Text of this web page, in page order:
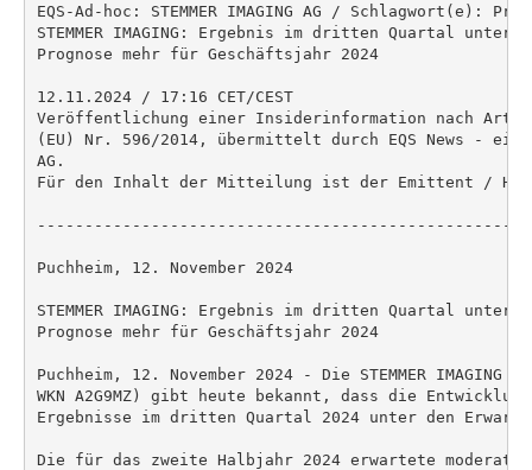
EQS-Ad-hoc: STEMMER IMAGING AG / Schlagwort(e):
STEMMER IMAGING: Ergebnis im dritten Quartal unter
Prognose mehr für Geschäftsjahr 2024
12.11.2024 / 17:16 CET/CEST
Veröffentlichung einer Insiderinformation nach
(EU) Nr. 596/2014, übermittelt durch EQS News - ein
AG.
Für den Inhalt der Mitteilung ist der Emittent /
Puchheim, 12. November 2024
STEMMER IMAGING: Ergebnis im dritten Quartal unter
Prognose mehr für Geschäftsjahr 2024
Puchheim, 12. November 2024 - Die STEMMER IMAGING
WKN A2G9MZ) gibt heute bekannt, dass die
Ergebnisse im dritten Quartal 2024 unter den
Die für das zweite Halbjahr 2024 erwartete